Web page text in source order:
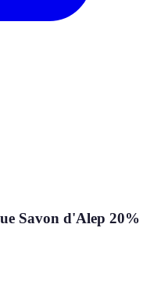
Savon d'Alep 20%